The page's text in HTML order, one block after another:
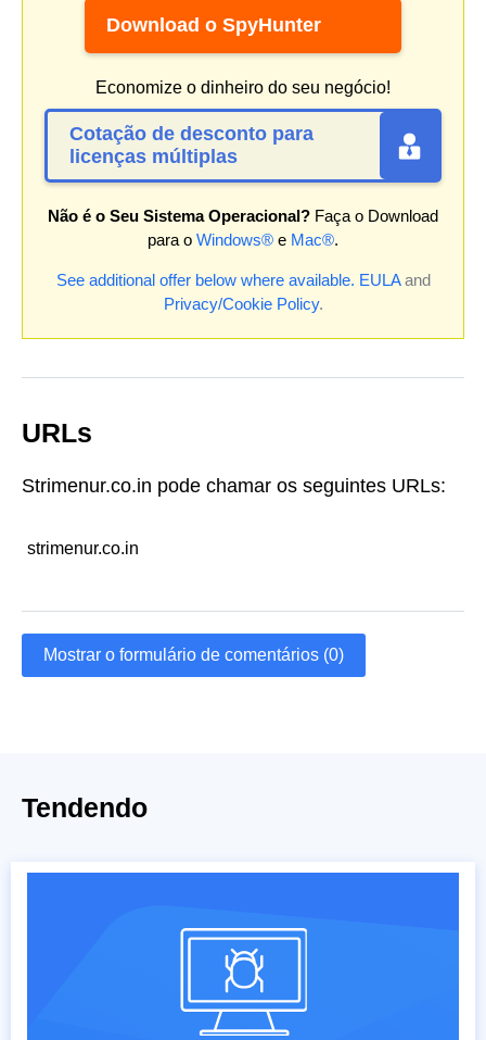
Download o SpyHunter
Economize o dinheiro do seu negócio!
Cotação de desconto para
licenças múltiplas
Não é o Seu Sistema Operacional? Faça o Download
para o Windows® e Mac®.
See additional offer below where available. EULAand
Privacy/Cookie Policy.
URLs
Strimenur.co.in pode chamar os seguintes URLs:
strimenur.co.in
Mostrar o formulário de comentários (0)
Tendendo